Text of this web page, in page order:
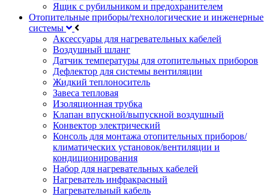
Ящик с рубильником и предохранителем
Отопительные приборы/технологические и инженерные
системы
Аксессуары для нагревательных кабелей
Воздушный шланг
Датчик температуры для отопительных приборов
Дефлектор для системы вентиляции
Жидкий теплоноситель
Завеса тепловая
Изоляционная трубка
Клапан впускной/выпускной воздушный
Конвектор электрический
Консоль для монтажа отопительных приборов/
климатических установок/вентиляции и
кондиционирования
Набор для нагревательных кабелей
Нагреватель инфракрасный
Нагревательный кабель